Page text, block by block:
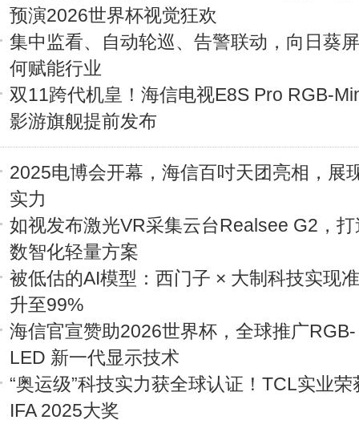
预演2026世界杯视觉狂欢
集中监看、自动轮巡、告警联动，向日葵
何赋能行业
双11跨代机皇！海信电视E8S Pro RGB-
影游旗舰提前发布
2025电博会开幕，海信百吋天团亮相，展
实力
如视发布激光VR采集云台Realsee G2，
数智化轻量方案
被低估的AI模型：西门子 × 大制科技实现
升至99%
海信官宣赞助2026世界杯，全球推广
LED 新一代显示技术
“奥运级”科技实力获全球认证！TCL实业荣
IFA 2025大奖